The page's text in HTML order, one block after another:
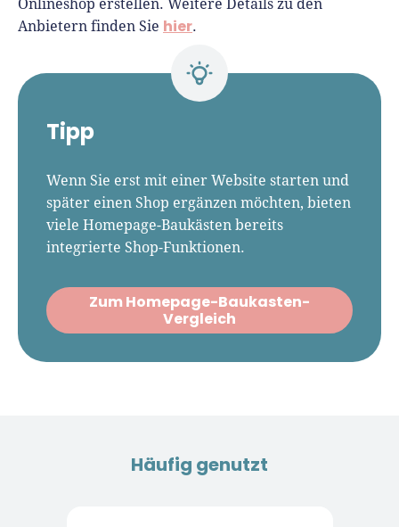
Onlineshop erstellen. Weitere Details zu den
Anbietern finden Sie hier.
Tipp
Wenn Sie erst mit einer Website starten und
später einen Shop ergänzen möchten, bieten
viele Homepage-Baukästen bereits
integrierte Shop-Funktionen.
Zum Homepage-Baukasten-
Vergleich
Häufig genutzt